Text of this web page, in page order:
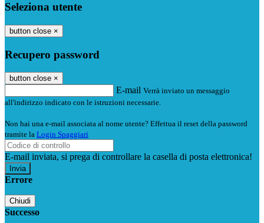
Seleziona utente
button close ×
Recupero password
button close ×
E-mail Verrà inviato un messaggio
all'indirizzo indicato con le istruzioni necessarie.
Non hai una e-mail associata al nome utente? Effettua il reset della password
tramite la Login Spaggiari
E-mail inviata, si prega di controllare la casella di posta elettronica!
Errore
Chiudi
Successo